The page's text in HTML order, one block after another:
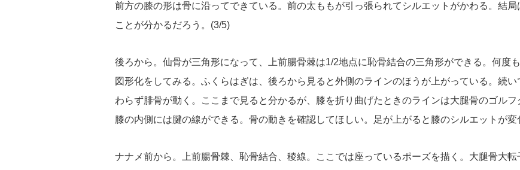
前方の膝の形は骨に沿ってできている。前の太ももが引っ張られてシルエットがかわる。結
ことが分かるだろう。(3/5)
後ろから。仙骨が三角形になって、上前腸骨棘は1/2地点に恥骨結合の三角形ができる。何度
図形化をしてみる。ふくらはぎは、後ろから見ると外側のラインのほうが上がっている。続
わらず腓骨が動く。ここまで見ると分かるが、膝を折り曲げたときのラインは大腿骨のゴルフ
膝の内側には腱の線ができる。骨の動きを確認してほしい。足が上がると膝のシルエットが変
ナナメ前から。上前腸骨棘、恥骨結合、稜線。ここでは座っているポーズを描く。大腿骨大